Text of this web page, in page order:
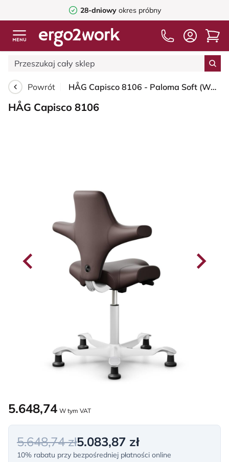
28-dniowy okres próbny
Powrót HÅG Capisco 8106 - Paloma Soft (Wollsdorf) - Skóra półanilinowa - ATG55130 - Dark brown - White - 150mm (seat height 40–55cm) - Glides
HÅG Capisco 8106
5.648,74 W tym VAT
5.648,74 zł5.083,87 zł
10% rabatu przy bezpośredniej płatności online